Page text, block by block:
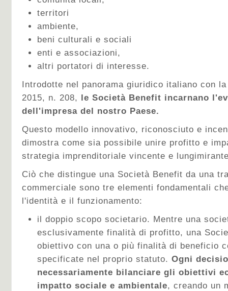
territori
ambiente,
beni culturali e sociali
enti e associazioni,
altri portatori di interesse.
Introdotte nel panorama giuridico italiano con
2015, n. 208, le Società Benefit incarnano
dell'impresa del nostro Paese.
Questo modello innovativo, riconosciuto e
dimostra come sia possibile unire profitto e
strategia imprenditoriale vincente e
Ciò che distingue una Società Benefit da una
commerciale sono tre elementi fondamentali
l'identità e il funzionamento:
il doppio scopo societario. Mentre una
esclusivamente finalità di profitto, una
obiettivo con una o più finalità di beneficio
specificate nel proprio statuto. Ogni
necessariamente bilanciare gli obiettivi
impatto sociale e ambientale, creando un